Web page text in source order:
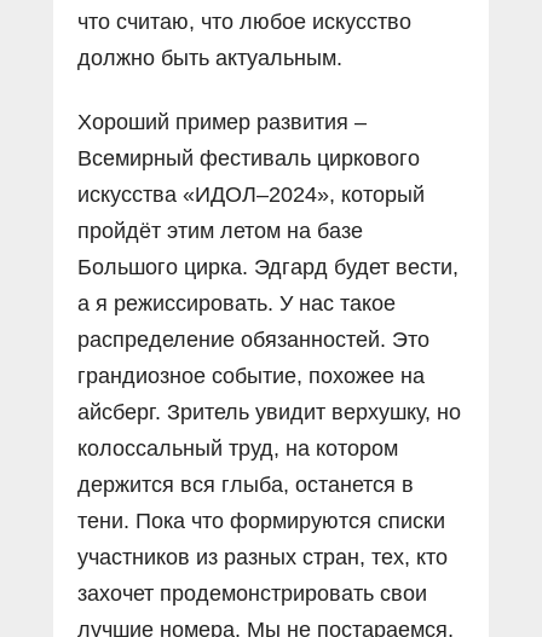
что считаю, что любое искусство
должно быть актуальным.
Хороший пример развития –
Всемирный фестиваль циркового
искусства «ИДОЛ–2024», который
пройдёт этим летом на базе
Большого цирка. Эдгард будет вести,
а я режиссировать. У нас такое
распределение обязанностей. Это
грандиозное событие, похожее на
айсберг. Зритель увидит верхушку, но
колоссальный труд, на котором
держится вся глыба, останется в
тени. Пока что формируются списки
участников из разных стран, тех, кто
захочет продемонстрировать свои
лучшие номера. Мы не постараемся,